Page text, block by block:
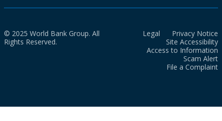
© 2025 World Bank Group. All
Rights Reserved.
Legal
Privacy Notice
Site Accessibility
Access to Information
Scam Alert
File a Complaint